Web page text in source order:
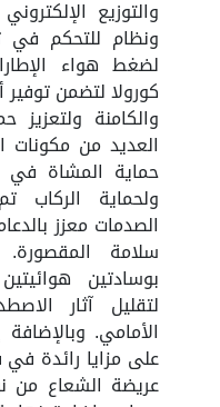
والتوزيع
ونظام للتحكم في
لضغط هواء
كورولا لتضمن
والكامنة ولتعزيز
العديد من
حماية المشاة
ولحماية الركاب
الصدمات معزز
سلامة
بوسادتين
لتقليل آثار
الأمامي.
على مزايا رائدة في
عريضة الشعاع من